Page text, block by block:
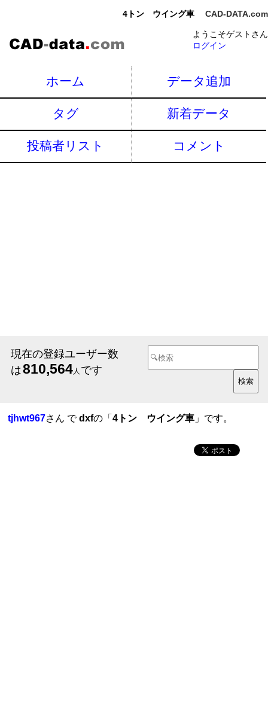
4トン ウイング車 CAD-DATA.com
ようこそゲストさん
ログイン
ホーム データ追加
タグ 新着データ
投稿者リスト コメント
現在の登録ユーザー数
は810,564人 です
tjhwt967さん でdxfの「4トン ウイング車 」です。